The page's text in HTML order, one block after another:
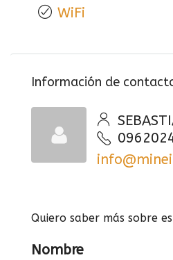
WiFi
Información de
Quiero saber más sobre
Nombre